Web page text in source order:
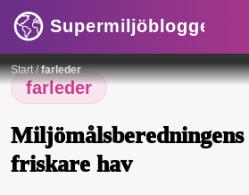
Supermiljöbloggen
OMRÅDEN
MILJÖFAKTA
OM OSS
Start/farleder
farleder
friskare hav